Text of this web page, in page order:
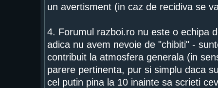
un avertisment (in caz de recidiva se
4. Forumul razboi.ro nu este o echipa
adica nu avem nevoie de "chibiti" -
contribuit la atmosfera generala (in
parere pertinenta, pur si simplu daca
cel putin pina la 10 inainte sa scrieti